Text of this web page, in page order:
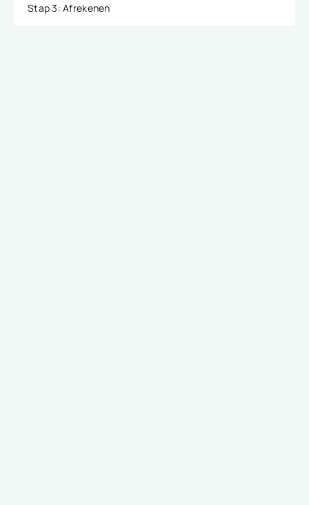
Stap 3: Afrekenen